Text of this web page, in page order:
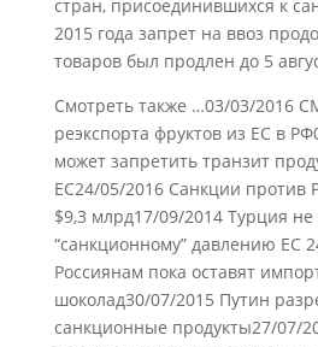
стран, присоединившихся к
2015 года запрет на ввоз
товаров был продлен до 5
Смотреть также …03/03/2016
реэкспорта фруктов из ЕС в
может запретить транзит
ЕС24/05/2016 Cанкции против
$9,3 млрд17/09/2014 Турция не
“санкционному” давлению ЕС
Россиянам пока оставят
шоколад30/07/2015 Путин
санкционные продукты27/07/